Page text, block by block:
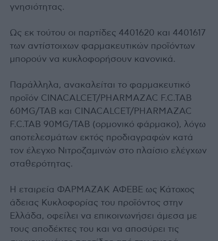
γνησιότητας.
Ως εκ τούτου οι παρτίδες 4401620 και 4401617
των αντίστοιχων φαρμακευτικών προϊόντων
μπορούν να κυκλοφορήσουν κανονικά.
Παράλληλα, ανακαλείται το φαρμακευτικό
προϊόν CINACALCET/PHARMAZAC F.C.TAB
60MG/TAB και CINACALCET/PHARMAZAC
F.C.TAB 90MG/TAB (ορμονικό φάρμακο), λόγω
αποτελεσμάτων εκτός προδιαγραφών κατά
τον έλεγχο Νιτροζαμινών στο πλαίσιο ελέγχων
σταθερότητας.
Η εταιρεία ΦΑΡΜΑΖΑΚ ΑΦΕΒΕ ως Κάτοχος
άδειας Κυκλοφορίας του προϊόντος στην
Ελλάδα, οφείλει να επικοινωνήσει άμεσα με
τους αποδέκτες του και να αποσύρει τις